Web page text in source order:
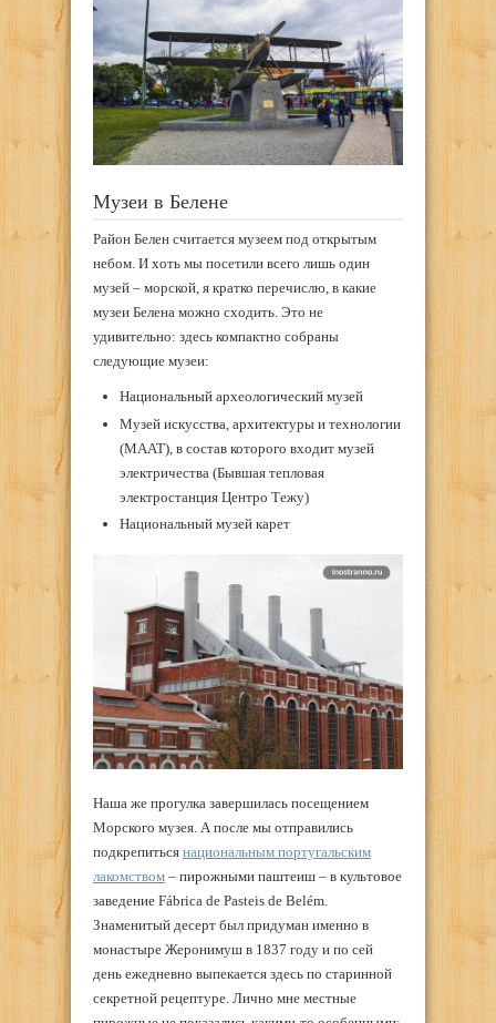
Музеи в Белене
Район Белен считается музеем под открытым
небом. И хоть мы посетили всего лишь один
музей – морской, я кратко перечислю, в какие
музеи Белена можно сходить. Это не
удивительно: здесь компактно собраны
следующие музеи:
Национальный археологический музей
Музей искусства, архитектуры и технологии
(MAAT), в состав которого входит музей
электричества (Бывшая тепловая
электростанция Центро Тежу)
Национальный музей карет
Наша же прогулка завершилась посещением
Морского музея. А после мы отправились
подкрепиться национальным португальским
лакомством – пирожными паштеиш – в культовое
заведение Fábrica de Pasteis de Belém.
Знаменитый десерт был придуман именно в
монастыре Жеронимуш в 1837 году и по сей
день ежедневно выпекается здесь по старинной
секретной рецептуре. Лично мне местные